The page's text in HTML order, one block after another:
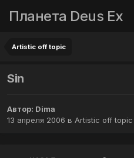
Планета Deus Ex
Artistic off topic
Sin
Автор: Dima
13 апреля 2006 в Artistic off topic